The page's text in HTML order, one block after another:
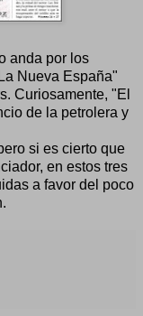
anda por los
Nueva España"
Curiosamente, "El
de la petrolera y
si es cierto que
en estos tres
a favor del poco